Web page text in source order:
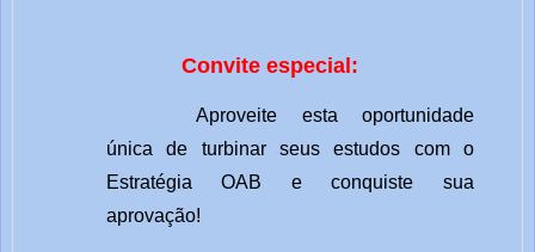
Convite especial:
Aproveite esta oportunidade
única de turbinar seus estudos com o
Estratégia OAB e conquiste sua
aprovação!